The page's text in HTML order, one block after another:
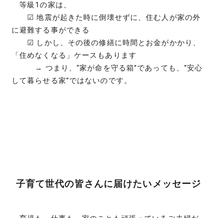
等級1の家は、
☑ 地震が起きた時に倒壊せずに、住む人が家の外
に避難する事ができる
☑ しかし、その後の修繕に時間とお金がかかり、
「住めなくなる」ケースもあります
→ つまり、“家が命を守る箱”であっても、“安心
して暮らせる家”ではないのです。
子育て世代の皆さんに届けたいメッセージ